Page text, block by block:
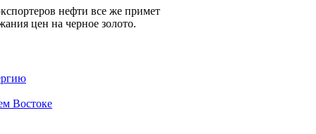
нефти все же примет
цен на черное золото.
Востоке